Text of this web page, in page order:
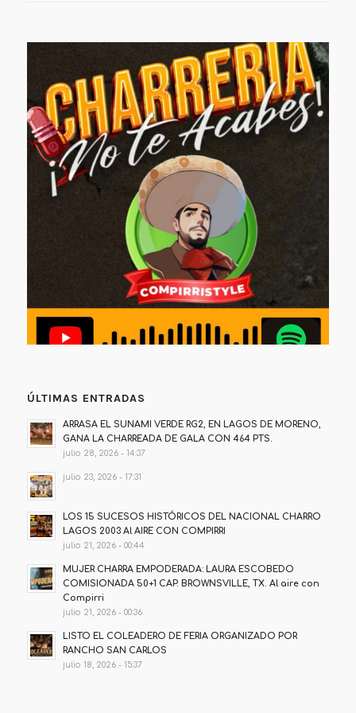
ÚLTIMAS ENTRADAS
ARRASA EL SUNAMI VERDE RG2, EN LAGOS DE MORENO,
GANA LA CHARREADA DE GALA CON 464 PTS.
julio 28, 2026 - 14:37
julio 23, 2026 - 17:31
LOS 15 SUCESOS HISTÓRICOS DEL NACIONAL CHARRO
LAGOS 2003 Al AIRE CON COMPIRRI
julio 21, 2026 - 00:44
MUJER CHARRA EMPODERADA: LAURA ESCOBEDO
COMISIONADA 50+1 CAP. BROWNSVILLE, TX. Al aire con
Compirri
julio 21, 2026 - 00:36
LISTO EL COLEADERO DE FERIA ORGANIZADO POR
RANCHO SAN CARLOS
julio 18, 2026 - 15:37